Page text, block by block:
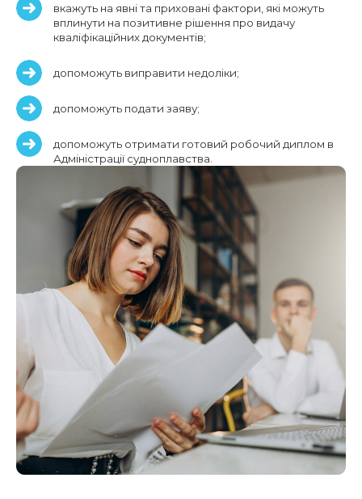
вкажуть на явні та приховані фактори, які можуть
вплинути на позитивне рішення про видачу
кваліфікаційних документів;
допоможуть виправити недоліки;
допоможуть подати заяву;
допоможуть отримати готовий робочий диплом в
Адміністрації судноплавства.